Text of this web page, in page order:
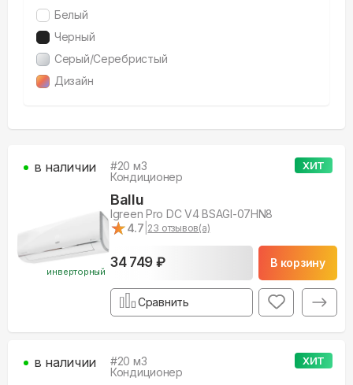
Белый
Черный
Серый/Серебристый
Дизайн
ХИТ
инверторный
#20 м3
Кондиционер
Ballu
Igreen Pro DC V4 BSAGI-07HN8
★
★4.7 23 отзывов(а)
34 749 ₽ В корзину
в наличии
Сравнить
ХИТ
#20 м3
Кондиционер
в наличии